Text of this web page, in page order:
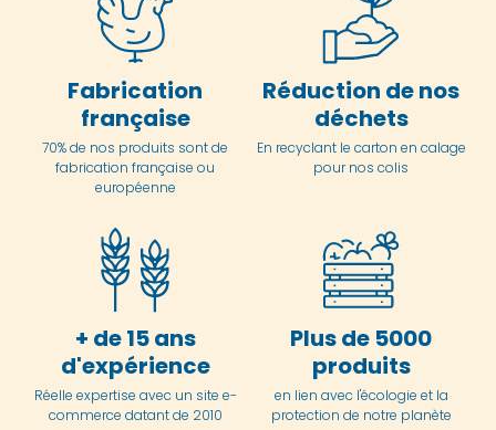
Fabrication
française
70% de nos produits sont de
fabrication française ou
européenne
Réduction de nos
déchets
En recyclant le carton en calage
pour nos colis
+ de 15 ans
d'expérience
Réelle expertise avec un site e-
commerce datant de 2010
Plus de 5000
produits
en lien avec l'écologie et la
protection de notre planète